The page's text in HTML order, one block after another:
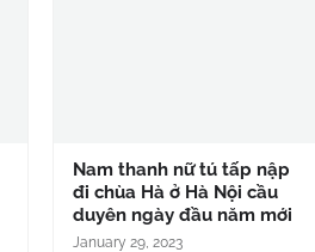
Nam thanh nữ tú tấp nập
đi chùa Hà ở Hà Nội cầu
duyên ngày đầu năm mới
January 29, 2023